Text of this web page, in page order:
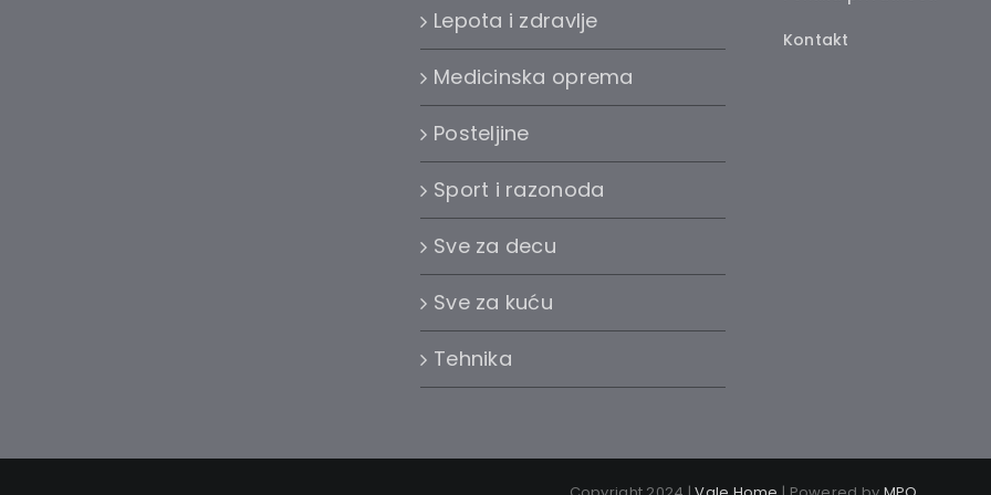
Lepota i zdravlje
Medicinska oprema
Posteljine
Sport i razonoda
Sve za decu
Sve za kuću
Tehnika
Kontakt